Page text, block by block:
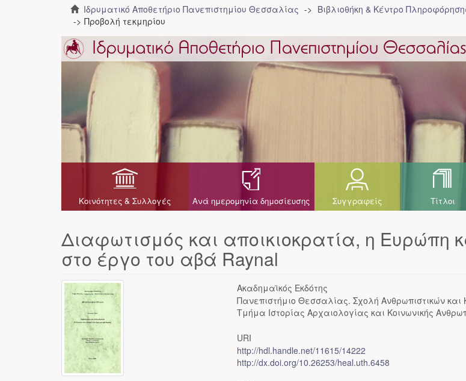
Ιδρυματικό Αποθετήριο Πανεπιστημίου Θεσσαλίας Βιβλιοθήκη & Κέντρο
Προβολή τεκμηρίου
Κοινότητες & Συλλογές Ανά ημερομηνία δημοσίευσης Συγγραφείς Τίτλοι
Διαφωτισμός και αποικιοκρατία, η Ευρώπη
στο έργο του αβά Raynal
Ακαδημαϊκός Εκδότης
Πανεπιστήμιο Θεσσαλίας. Σχολή Ανθρωπιστικών και
Τμήμα Ιστορίας Αρχαιολογίας και Κοινωνικής
URI
http://hdl.handle.net/11615/14222
http://dx.doi.org/10.26253/heal.uth.6458